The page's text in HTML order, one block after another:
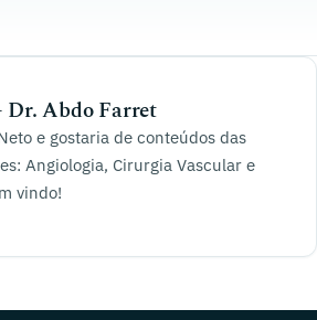
Dr. Abdo Farret
e gostaria de conteúdos das
Angiologia, Cirurgia Vascular e
vindo!